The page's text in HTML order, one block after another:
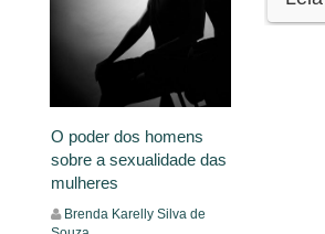
O poder dos homens
sobre a sexualidade das
mulheres
Brenda Karelly Silva de